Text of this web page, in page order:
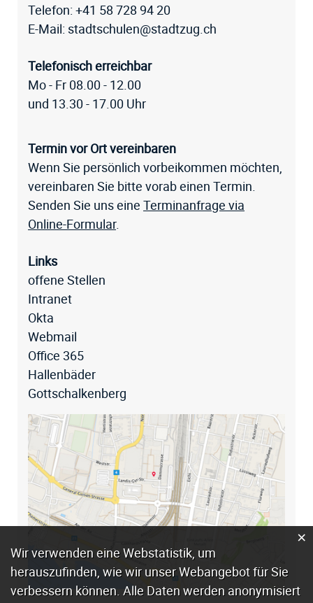
Telefon: +41 58 728 94 20
E-Mail: stadtschulen@stadtzug.ch
Telefonisch erreichbar
Mo - Fr 08.00 - 12.00
und 13.30 - 17.00 Uhr
Termin vor Ort vereinbaren
Wenn Sie persönlich vorbeikommen möchten,
vereinbaren Sie bitte vorab einen Termin.
Senden Sie uns eine Terminanfrage via
Online-Formular.
Links
offene Stellen
Intranet
Okta
Webmail
Office 365
Hallenbäder
Gottschalkenberg
Webstatistik
Wir verwenden eine Webstatistik, um
herauszufinden, wie wir unser Webangebot für Sie
verbessern können. Alle Daten werden anonymisiert
×